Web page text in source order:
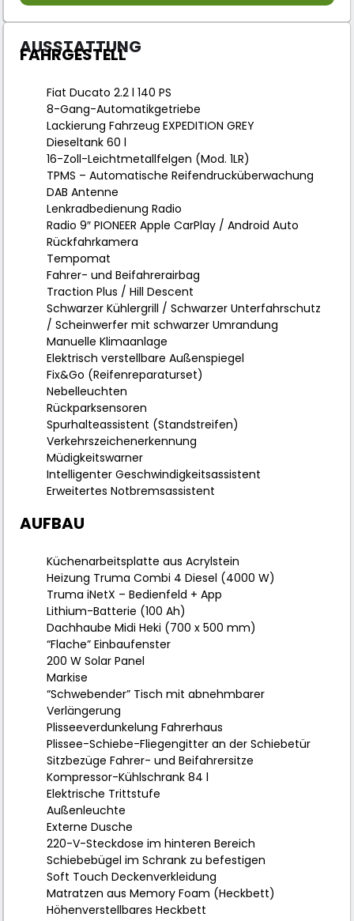
AUSSTATTUNG
FAHRGESTELL
Fiat Ducato 2.2 l 140 PS
8-Gang-Automatikgetriebe
Lackierung Fahrzeug EXPEDITION GREY
Dieseltank 60 l
16-Zoll-Leichtmetallfelgen (Mod. 1LR)
TPMS – Automatische Reifendrucküberwachung
DAB Antenne
Lenkradbedienung Radio
Radio 9″ PIONEER Apple CarPlay / Android Auto
Rückfahrkamera
Tempomat
Fahrer- und Beifahrerairbag
Traction Plus / Hill Descent
Schwarzer Kühlergrill / Schwarzer Unterfahrschutz
/ Scheinwerfer mit schwarzer Umrandung
Manuelle Klimaanlage
Elektrisch verstellbare Außenspiegel
Fix&Go (Reifenreparaturset)
Nebelleuchten
Rückparksensoren
Spurhalteassistent (Standstreifen)
Verkehrszeichenerkennung
Müdigkeitswarner
Intelligenter Geschwindigkeitsassistent
Erweitertes Notbremsassistent
AUFBAU
Küchenarbeitsplatte aus Acrylstein
Heizung Truma Combi 4 Diesel (4000 W)
Truma iNetX – Bedienfeld + App
Lithium-Batterie (100 Ah)
Dachhaube Midi Heki (700 x 500 mm)
“Flache” Einbaufenster
200 W Solar Panel
Markise
“Schwebender” Tisch mit abnehmbarer
Verlängerung
Plisseeverdunkelung Fahrerhaus
Plissee-Schiebe-Fliegengitter an der Schiebetür
Sitzbezüge Fahrer- und Beifahrersitze
Kompressor-Kühlschrank 84 l
Elektrische Trittstufe
Außenleuchte
Externe Dusche
220-V-Steckdose im hinteren Bereich
Schiebebügel im Schrank zu befestigen
Soft Touch Deckenverkleidung
Matratzen aus Memory Foam (Heckbett)
Höhenverstellbares Heckbett